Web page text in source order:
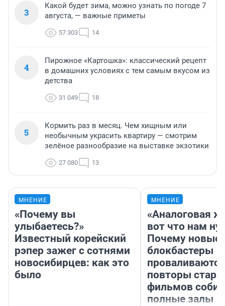
3
Какой будет зима, можно узнать по погоде 7
августа, — важные приметы
57 303 14
4
Пирожное «Картошка»: классический рецепт
в домашних условиях с тем самым вкусом из
детства
31 049 18
5
Кормить раз в месяц. Чем хищным или
необычным украсить квартиру — смотрим
зелёное разнообразие на выставке экзотики
27 080 13
МНЕНИЕ
«Почему вы
улыбаетесь?»
Известный корейский
рэпер зажег с сотнями
новосибирцев: как это
было
МНЕНИЕ
«Аналоговая
вот что нам
Почему новые
блокбастеры
повторы
фильмов
полные залы